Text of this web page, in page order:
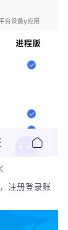
注册登录账